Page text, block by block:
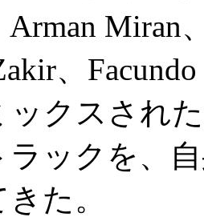
Miran
、
ックスされ
ックを、
た。